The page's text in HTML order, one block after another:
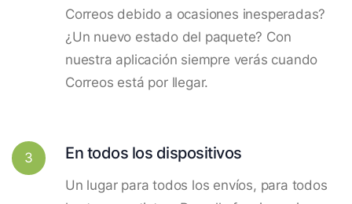
Correos debido a ocasiones inesperadas?
¿Un nuevo estado del paquete? Con
nuestra aplicación siempre verás cuando
Correos está por llegar.
3 En todos los dispositivos
Un lugar para todos los envíos, para todos